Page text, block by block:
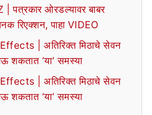
पत्रकार ओरडल्यावर बाबर
रिएक्शन, पाहा VIDEO
| अतिरिक्त मिठाचे सेवन
शकतात ‘या’ समस्या
| अतिरिक्त मिठाचे सेवन
शकतात ‘या’ समस्या